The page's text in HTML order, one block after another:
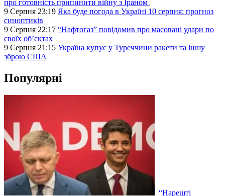
про готовність припинити війну з Іраном
9 Серпня 23:19 Яка буде погода в Україні 10 серпня: прогноз
синоптиків
9 Серпня 22:17 “Нафтогаз” повідомив про масовані удари по
своїх об’єктах
9 Серпня 21:15 Україна купує у Туреччини ракети та іншу
зброю США
Популярні
“Нарешті